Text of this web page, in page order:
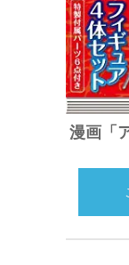
漫画「